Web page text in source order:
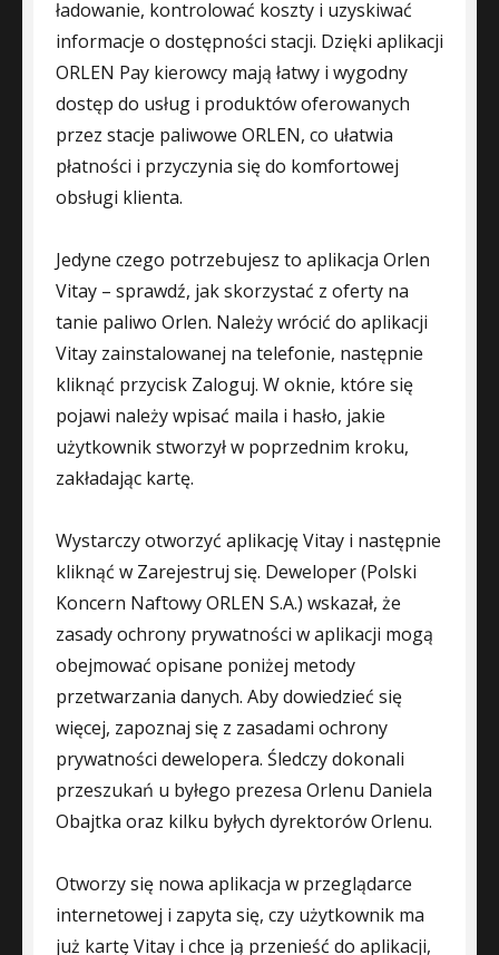
ładowanie, kontrolować koszty i uzyskiwać
informacje o dostępności stacji. Dzięki aplikacji
ORLEN Pay kierowcy mają łatwy i wygodny
dostęp do usług i produktów oferowanych
przez stacje paliwowe ORLEN, co ułatwia
płatności i przyczynia się do komfortowej
obsługi klienta.
Jedyne czego potrzebujesz to aplikacja Orlen
Vitay – sprawdź, jak skorzystać z oferty na
tanie paliwo Orlen. Należy wrócić do aplikacji
Vitay zainstalowanej na telefonie, następnie
kliknąć przycisk Zaloguj. W oknie, które się
pojawi należy wpisać maila i hasło, jakie
użytkownik stworzył w poprzednim kroku,
zakładając kartę.
Wystarczy otworzyć aplikację Vitay i następnie
kliknąć w Zarejestruj się. Deweloper (Polski
Koncern Naftowy ORLEN S.A.) wskazał, że
zasady ochrony prywatności w aplikacji mogą
obejmować opisane poniżej metody
przetwarzania danych. Aby dowiedzieć się
więcej, zapoznaj się z zasadami ochrony
prywatności dewelopera. Śledczy dokonali
przeszukań u byłego prezesa Orlenu Daniela
Obajtka oraz kilku byłych dyrektorów Orlenu.
Otworzy się nowa aplikacja w przeglądarce
internetowej i zapyta się, czy użytkownik ma
już kartę Vitay i chce ją przenieść do aplikacji,